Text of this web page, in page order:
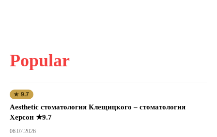
Popular
★ 9.7
Aesthetic стоматология Клещицкого – стоматология
Херсон ★9.7
06.07.2026